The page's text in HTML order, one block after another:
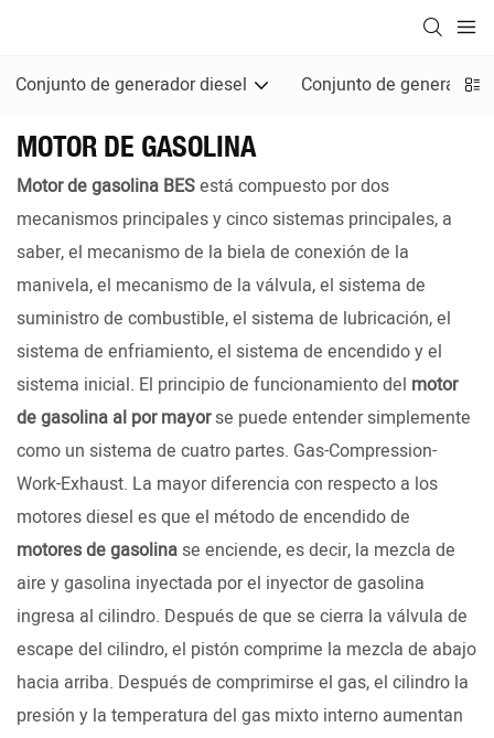
Conjunto de generador diesel Conjunto de
MOTOR DE GASOLINA
Motor de gasolina BESestá compuesto por dos
mecanismos principales y cinco sistemas principales, a
saber, el mecanismo de la biela de conexión de la
manivela, el mecanismo de la válvula, el sistema de
suministro de combustible, el sistema de lubricación, el
sistema de enfriamiento, el sistema de encendido y el
sistema inicial. El principio de funcionamiento del motor
de gasolina al por mayorse puede entender simplemente
como un sistema de cuatro partes. Gas-Compression-
Work-Exhaust. La mayor diferencia con respecto a los
motores diesel es que el método de encendido de
motores de gasolinase enciende, es decir, la mezcla de
aire y gasolina inyectada por el inyector de gasolina
ingresa al cilindro. Después de que se cierra la válvula de
escape del cilindro, el pistón comprime la mezcla de abajo
hacia arriba. Después de comprimirse el gas, el cilindro la
presión y la temperatura del gas mixto interno aumentan